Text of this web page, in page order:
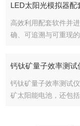
测试、研究提...
高效利用配套软件并
确、可追溯与可重现
利用软件...
钙钛矿量子效率测试
矿太阳能电池，还包